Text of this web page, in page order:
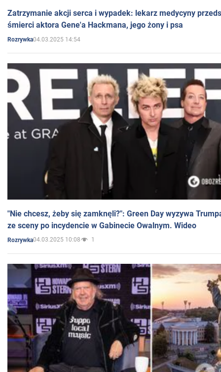
Zatrzymanie akcji serca i wypadek: lekarz medycyny
śmierci aktora Gene'a Hackmana, jego żony i psa
Rozrywka04.03.2025 14:54
"Nie chcesz, żeby się zamknęli?": Green Day wyzywa
ze sceny po incydencie w Gabinecie Owalnym. Wideo
Rozrywka04.03.2025 10:08 1